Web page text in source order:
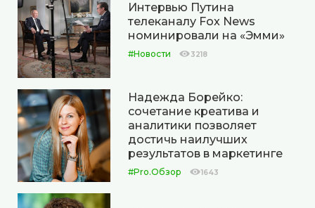
Интервью Путина
телеканалу Fox News
номинировали на «Эмми»
#Новости 3218
Надежда Борейко:
сочетание креатива и
аналитики позволяет
достичь наилучших
результатов в маркетинге
#Pro.Обзор 1643